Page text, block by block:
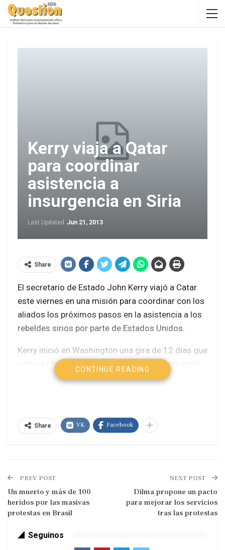
Kerry viaja a Qatar
para coordinar
asistencia a
insurgencia en Siria
Last Updated Jun 21, 2013
Share
El secretario de Estado John Kerry viajó a Catar
este viernes en una misión para coordinar con los
aliados los próximos pasos en la asistencia a los
rebeldes sirios por parte de Estados Unidos.
Kerry inició en Washington una gira de 12 días que
incluirá reuniones con su aliado emergente India,
una conferencia regional de Asia en Brunei y su
Estados Unidos se ha comprometido a reforzar el
mantiene la cautela, antes de comprometerse en
un conflicto crecientemente sectario que ha
llegado a cobrar casi 100.000 vidas.
«La meta de la reunión es ser muy concretos
CONTINUE READING
Share VK Facebook
PREV POST
Un muerto y más de 100
heridos por las masivas
protestas en Brasil
NEXT POST
Dilma propone un pacto
para mejorar los servicios
tras las protestas
Seguinos